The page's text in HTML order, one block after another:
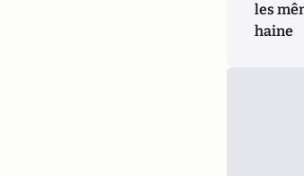
les
haine